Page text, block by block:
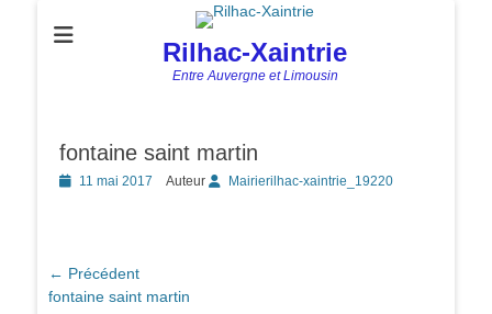
Rilhac-Xaintrie
Entre Auvergne et Limousin
fontaine saint martin
Posted11 mai 2017 Auteur Mairierilhac-xaintrie_19220
Navigation
de
← Précédent
Article
fontaine saint martin